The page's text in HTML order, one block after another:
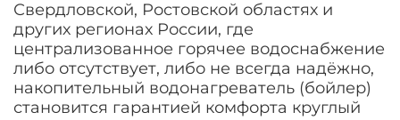
Свердловской, Ростовской областях и
других регионах России, где
централизованное горячее водоснабжение
либо отсутствует, либо не всегда надёжно,
накопительный водонагреватель (бойлер)
становится гарантией комфорта круглый